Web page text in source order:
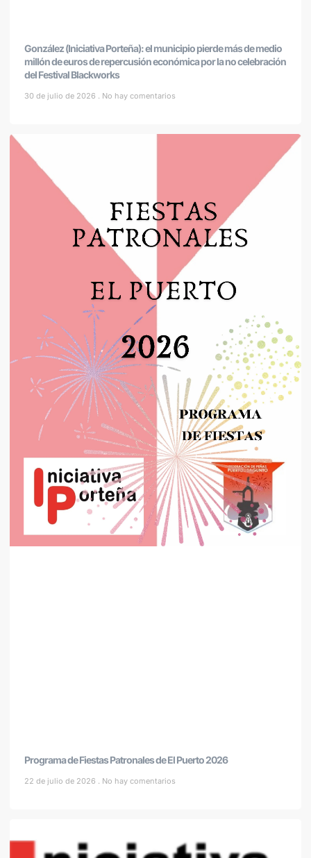
González (Iniciativa Porteña): el municipio pierde más de medio
millón de euros de repercusión económica por la no celebración
del Festival Blackworks
30 de julio de 2026 No hay comentarios
Programa de Fiestas Patronales de El Puerto 2026
22 de julio de 2026 No hay comentarios